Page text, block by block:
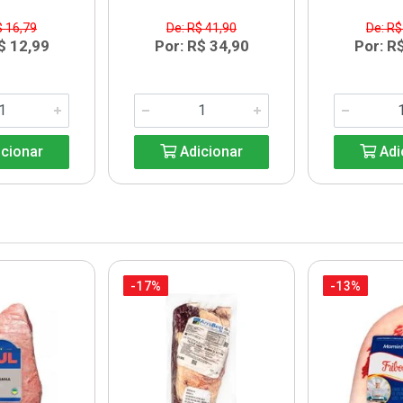
16,79
12,99
De: R$ 41,90
Por: R$ 34,90
Adicionar
De:
Por:
-17% -13%